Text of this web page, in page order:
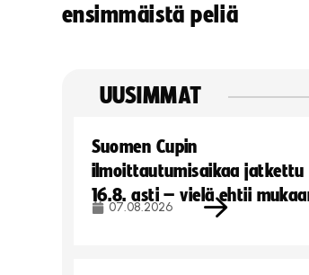
ensimmäistä peliä
UUSIMMAT
Suomen Cupin
ilmoittautumisaikaa jatkettu
16.8. asti – vielä ehtii
07.08.2026